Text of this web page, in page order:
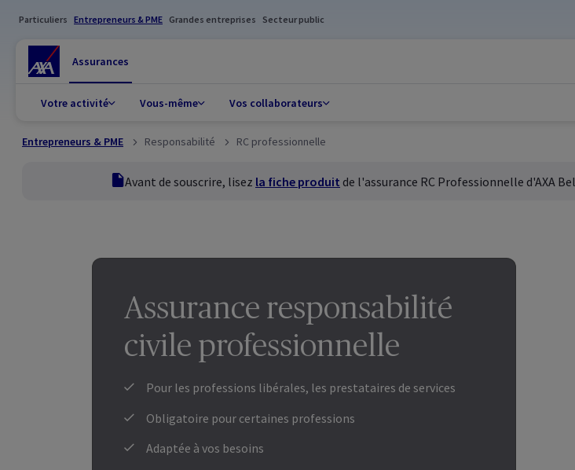
Particuliers Entrepreneurs & PME Grandes entreprises Secteur public
Assurances
Votre activité Vous-même Vos collaborateurs
Entrepreneurs & PME Responsabilité RC professionnelle
fiche produit
Avant de souscrire, lisez la fiche produit de l'assurance RC Professionnelle d'AXA
Assurance responsabilité
civile professionnelle
Pour les professions libérales, les prestataires de services
Obligatoire pour certaines professions
Adaptée à vos besoins